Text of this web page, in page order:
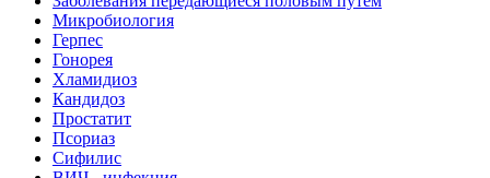
Микробиология
Герпес
Гонорея
Хламидиоз
Кандидоз
Простатит
Псориаз
Сифилис